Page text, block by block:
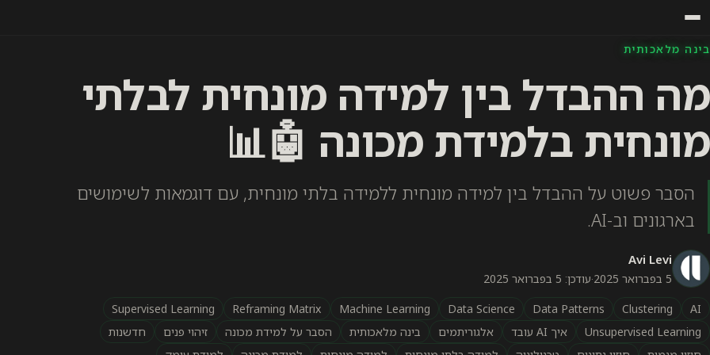
בינה מלאכותית
מה ההבדל בין למידה מונחית לבלתי
מונחית בלמידת מכונה 🤖📊
הסבר פשוט על ההבדל בין למידה מונחית ללמידה בלתי מונחית, עם דוגמאות לשימושים
בארגונים וב-AI.
Avi Levi
5 בפברואר 2025 ·עודכן: 5 בפברואר 2025
AI
Clustering
Data Patterns
Data Science
Machine Learning
Reframing Matrix
Supervised Learning
Unsupervised Learning
איך AI עובד אלגוריתמים בינה מלאכותית הסבר על למידת מכונה זיהוי פנים
חדשנות